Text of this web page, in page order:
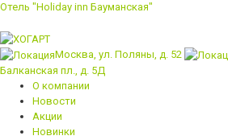
Отель "Holiday inn Бауманская"
Москва, ул. Поляны, д. 52
Балканская пл., д. 5Д
О компании
Новости
Акции
Новинки